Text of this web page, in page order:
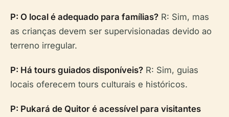
P: O local é adequado para famílias? R: Sim, mas
as crianças devem ser supervisionadas devido ao
terreno irregular.
P: Há tours guiados disponíveis? R: Sim, guias
locais oferecem tours culturais e históricos.
P: Pukará de Quitor é acessível para visitantes